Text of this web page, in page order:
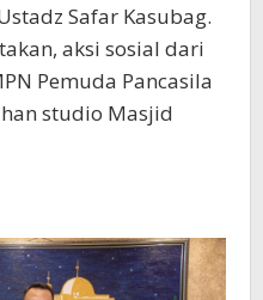
Safar Kasubag.
aksi sosial dari
Pemuda Pancasila
studio Masjid